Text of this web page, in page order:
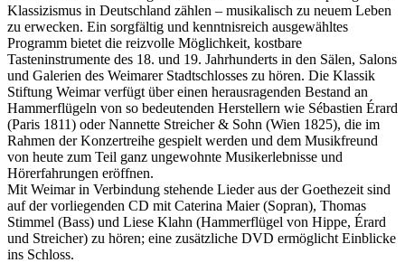
Klassizismus in Deutschland zählen – musikalisch zu neuem Leben
zu erwecken. Ein sorgfältig und kenntnisreich ausgewähltes
Programm bietet die reizvolle Möglichkeit, kostbare
Tasteninstrumente des 18. und 19. Jahrhunderts in den Sälen, Salons
und Galerien des Weimarer Stadtschlosses zu hören. Die Klassik
Stiftung Weimar verfügt über einen herausragenden Bestand an
Hammerflügeln von so bedeutenden Herstellern wie Sébastien Érard
(Paris 1811) oder Nannette Streicher & Sohn (Wien 1825), die im
Rahmen der Konzertreihe gespielt werden und dem Musikfreund
von heute zum Teil ganz ungewohnte Musikerlebnisse und
Hörerfahrungen eröffnen.
Mit Weimar in Verbindung stehende Lieder aus der Goethezeit sind
auf der vorliegenden CD mit Caterina Maier (Sopran), Thomas
Stimmel (Bass) und Liese Klahn (Hammerflügel von Hippe, Érard
und Streicher) zu hören; eine zusätzliche DVD ermöglicht Einblicke
ins Schloss.